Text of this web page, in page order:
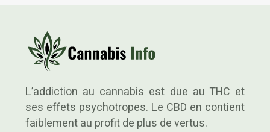
L’addiction au cannabis est due au THC et
ses effets psychotropes. Le CBD en contient
faiblement au profit de plus de vertus.